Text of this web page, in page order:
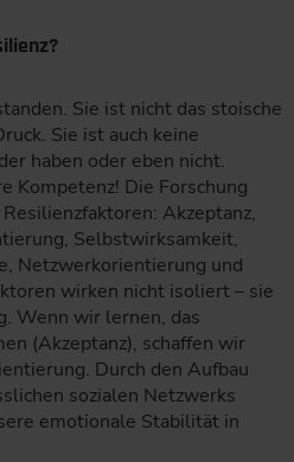
Sie ist nicht das stoische
Sie ist auch keine
haben oder eben nicht.
Kompetenz! Die Forschung
Akzeptanz,
Selbstwirksamkeit,
Netzwerkorientierung und
wirken nicht isoliert – sie
Wenn wir lernen, das
(Akzeptanz), schaffen wir
Durch den Aufbau
sozialen Netzwerks
emotionale Stabilität in